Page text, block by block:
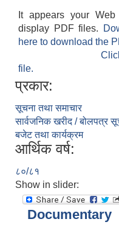
It appears your
display PDF files.
here to download the
file.
प्रकार:
सूचना तथा समाचार
सार्वजनिक खरीद / बोलपत्र
बजेट तथा कार्यक्रम
आर्थिक वर्ष:
८०/८१
Show in slider:
Documentary